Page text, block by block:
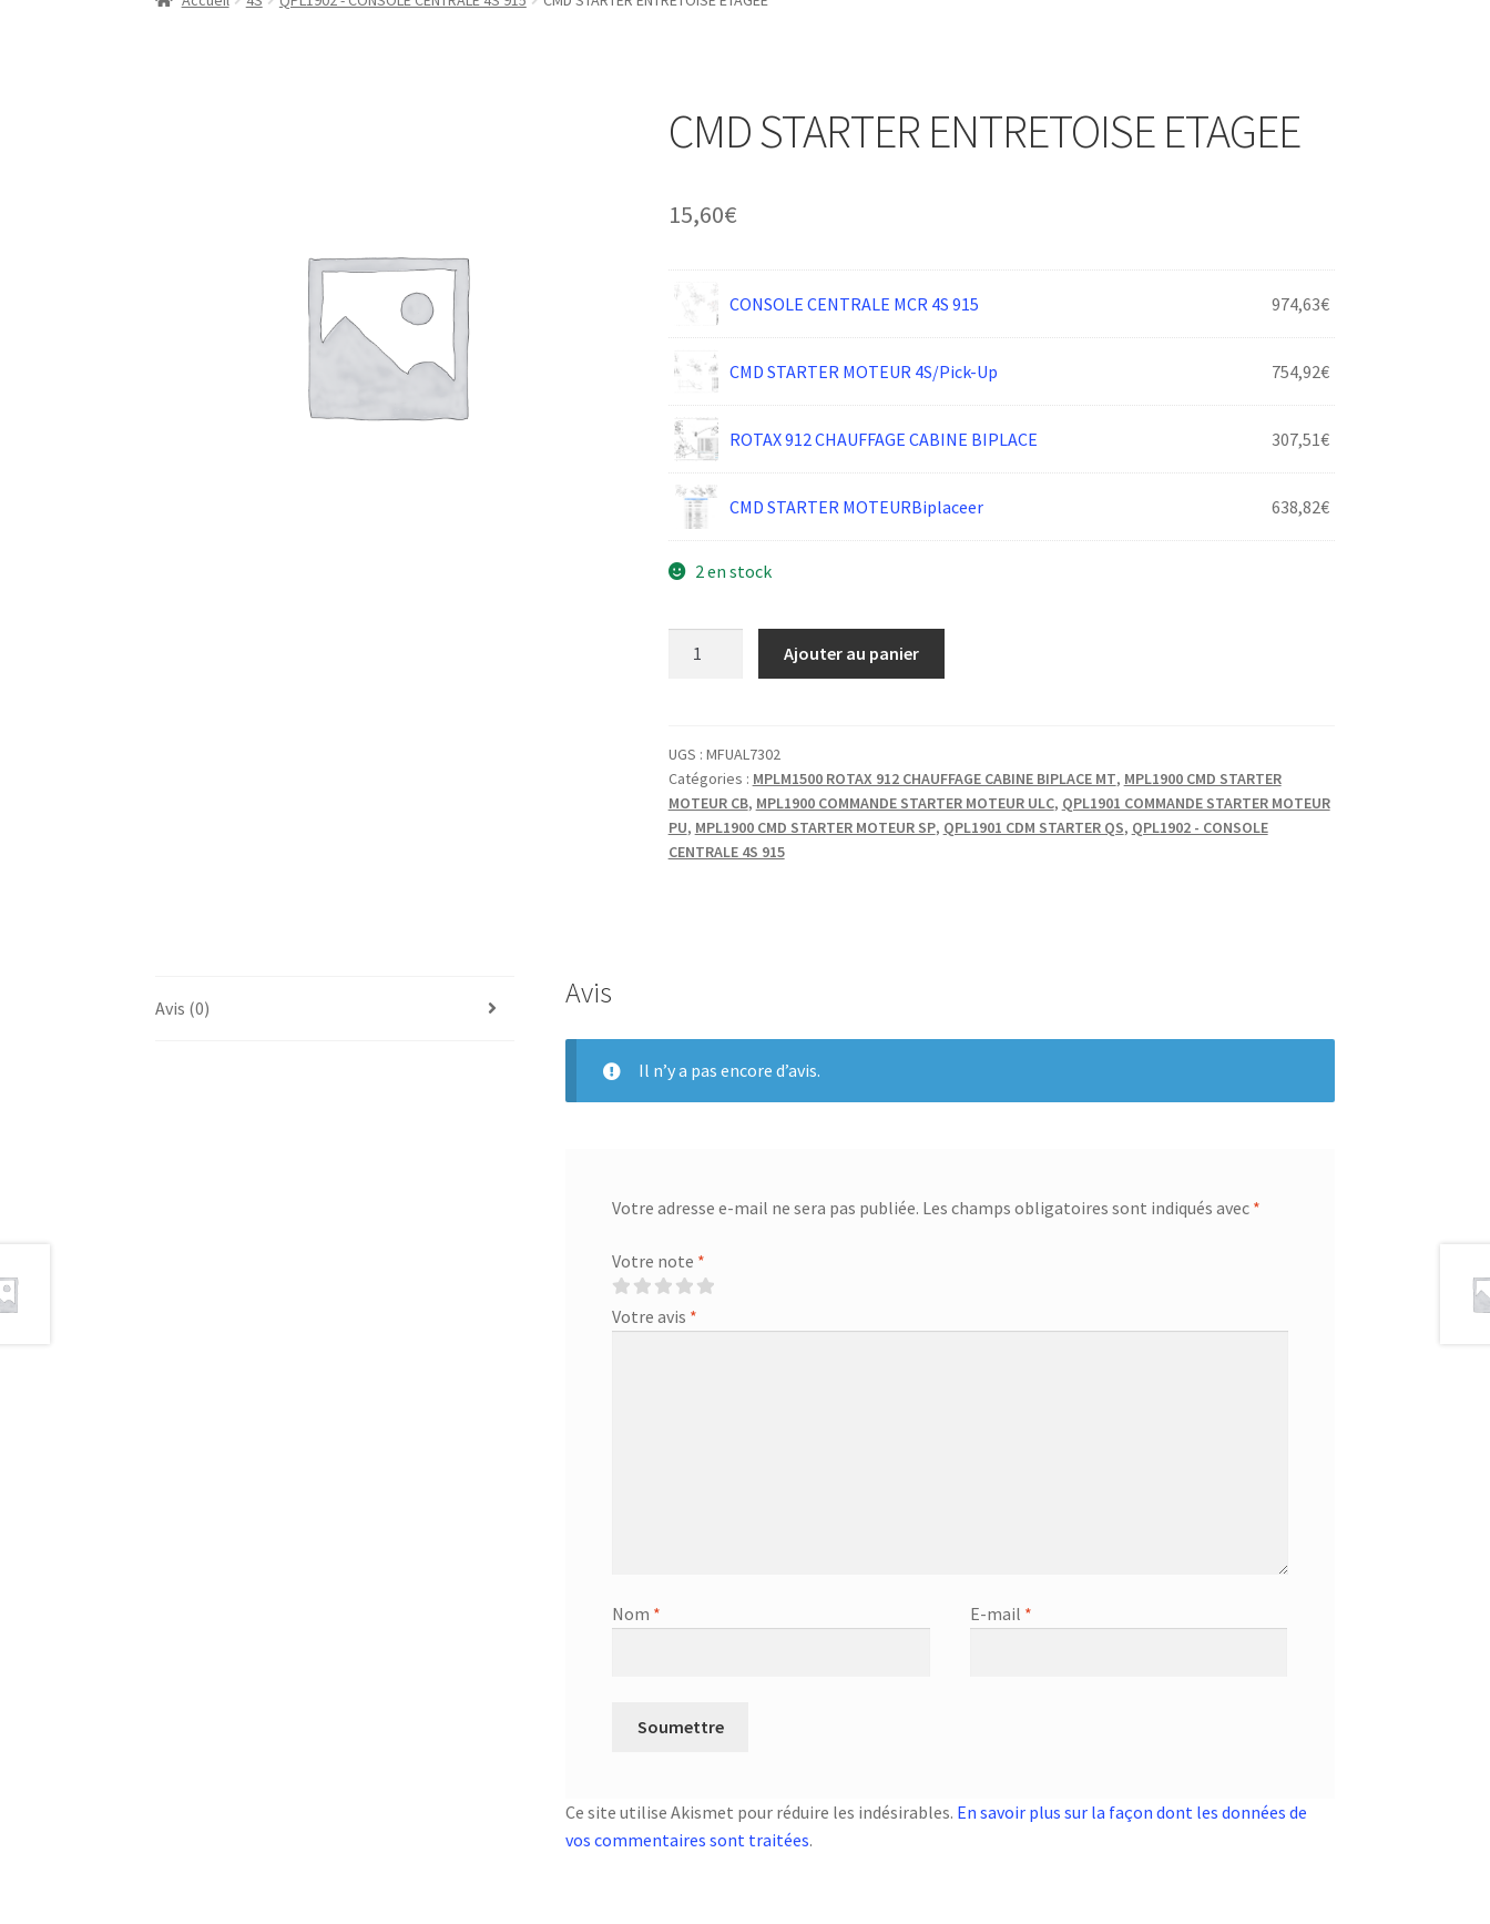
CMD STARTER ENTRETOISE ETAGEE
15,60€
CONSOLE CENTRALE MCR 4S 915 974,63€
CMD STARTER MOTEUR 4S/Pick-Up 754,92€
ROTAX 912 CHAUFFAGE CABINE BIPLACE 307,51€
CMD STARTER MOTEURBiplaceer 638,82€
2 en stock
ENTRETOISE
ETAGEE
Ajouter au panier
UGS : MFUAL7302
Catégories : MPLM1500 ROTAX 912 CHAUFFAGE CABINE BIPLACE MT, MPL1900 CMD STARTER
MOTEUR CB, MPL1900 COMMANDE STARTER MOTEUR ULC, QPL1901 COMMANDE STARTER MOTEUR
PU, MPL1900 CMD STARTER MOTEUR SP, QPL1901 CDM STARTER QS, QPL1902 - CONSOLE
CENTRALE 4S 915
Avis (0) Avis
Il n’y a pas encore d’avis.
Votre adresse e-mail ne sera pas publiée. Les champs obligatoires sont indiqués avec *
Votre note *
Votre avis *
Nom * E-mail *
Ce site utilise Akismet pour réduire les indésirables. En savoir plus sur la façon dont les données de
vos commentaires sont traitées.